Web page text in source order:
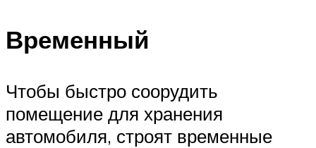
Временный
Чтобы быстро соорудить
помещение для хранения
автомобиля, строят временные